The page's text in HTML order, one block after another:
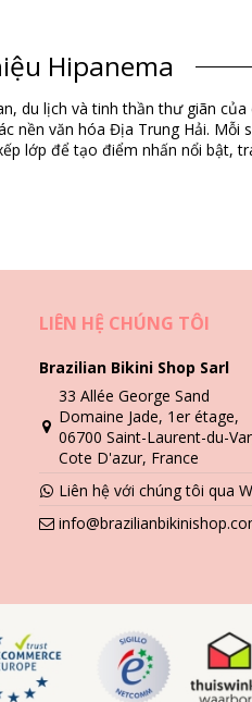
phẩm
Hipanema
du lịch và tinh thần thư giãn
nền văn hóa Địa Trung Hải.
lớp để tạo điểm nhấn nổi bật,
LIÊN HỆ CHÚNG TÔI
Brazilian Bikini Shop Sarl
33 Allée George Sand
Domaine Jade, 1er étage,
06700 Saint-Laurent-du-
Cote D'azur, France
Liên hệ với chúng tôi qua